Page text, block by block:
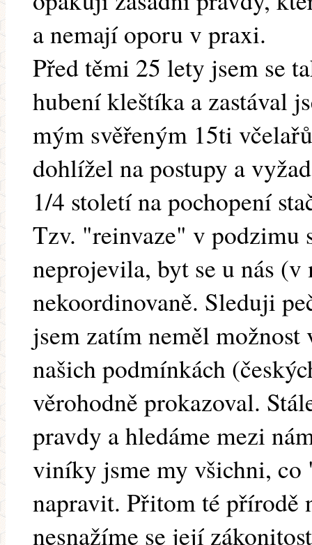
a nemají oporu v praxi.
Před těmi 25 lety jsem se
hubení kleštíka a zastával
mým svěřeným 15ti
dohlížel na postupy a
1/4 století na pochopení
Tzv. "reinvaze" v podzimu
neprojevila, byt se u nás
nekoordinovaně. Sleduji
jsem zatím neměl
našich podmínkách
věrohodně prokazoval.
pravdy a hledáme mezi
viníky jsme my všichni, co
napravit. Přitom té přírodě
nesnažíme se její